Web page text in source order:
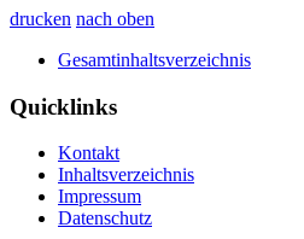
drucken nach oben
Gesamtinhaltsverzeichnis
Quicklinks
Kontakt
Inhaltsverzeichnis
Impressum
Datenschutz